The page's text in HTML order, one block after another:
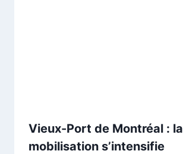
Vieux-Port de Montréal : la
mobilisation s’intensifie